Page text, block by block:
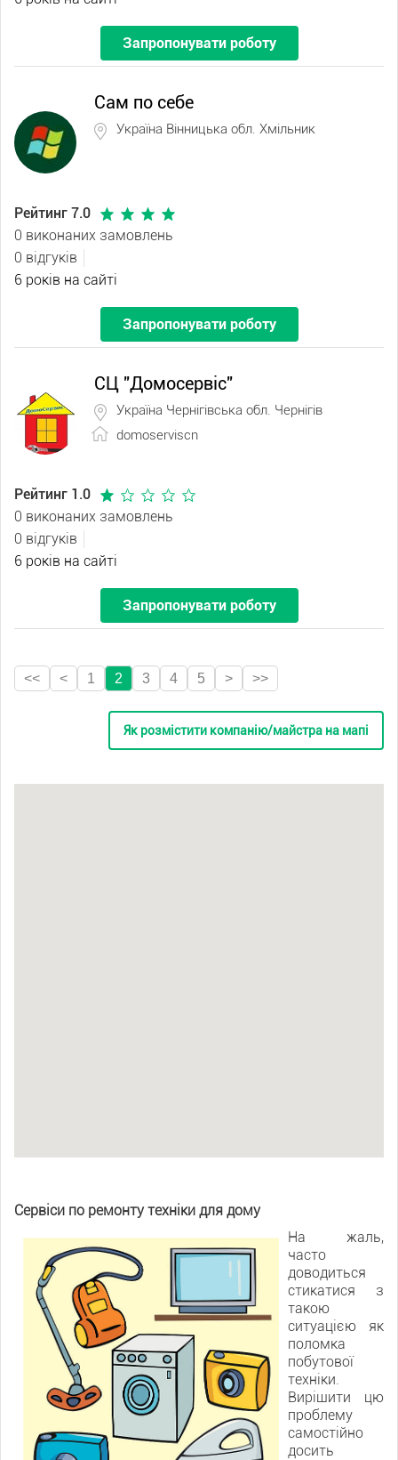
Запропонувати роботу
Сам по себе
Україна Вінницька обл. Хмільник
Рейтинг 7.0
0 виконаних замовлень
0 відгуків
6 років на сайті
Запропонувати роботу
СЦ "Домосервіс"
Україна Чернігівська обл. Чернігів
domoserviscn
Рейтинг 1.0
0 виконаних замовлень
0 відгуків
6 років на сайті
Запропонувати роботу
<< < 1 2 3 4 5 > >>
Як розмістити компанію/майстра на мапі
Сервіси по ремонту техніки для дому
На жаль,
часто
доводиться
стикатися з
такою
ситуацією як
поломка
побутової
техніки.
Вирішити цю
проблему
самостійно
досить